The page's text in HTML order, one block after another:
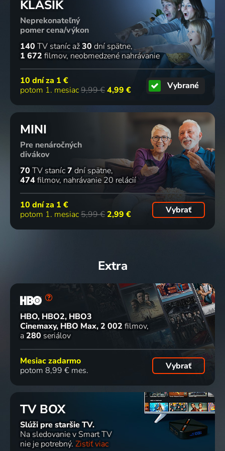
Láska bez
bariér
2009 | Poľsko
Austrálie
2009 | Rumunsko
Lovecký
zámeček
Lichtenwald
2009 | Historický
Kuks,
krajina
jako park
2009 | Cestovanie, Architektúra
Osadné
2009
Švýcarských
Alpách
2009 | Cestovanie, Príroda
7 dielov
Radosť zo
života
2008-2020 | Slávni ľudia
2 diely
Divadlo
žije
2009 | Divadlo
2 diely
Zemědělská
usedlost
Borovnice
2 diely
Pohádková
Dobříš
2 diely
Brněnské
městské
parky
Kolem
Pražského
hradu
2009 | Architektúra
Córdobě
2009 | Cestovanie, Príroda
Valdštejnův
manýrismus
2009 | Architektúra
Mloci a
lentilky
2009 | Príroda
město
květin
2009 | Príroda
na prodej
sen o
Afrike sa
(dokument
3 diely
dokument
2009 | Futbal
2 diely
KLASIK
Neprekonateľný
pomer cena/výkon
140 TV staníc až30 dní spätne
1 672 filmov neobmedzené nahrávanie
10 dní za 1 €
potom 1. mesiac9,99 €4,99 € Vybrané
MINI
Pre nenáročných
divákov
70 TV staníc7 dní spätne
474filmov nahrávanie 20 relácií
10 dní za 1 €
potom 1. mesiac5,99 € 2,99 € Vybrať
Extra
HBO, HBO2, HBO3
Cinemaxy, HBO Max 2 002 filmov
a 280 seriálov
Mesiac zadarmo
potom 8,99 € mes.
Vybrať
TV BOX
Slúži pre staršie TV.
Na sledovanie v Smart TV
nie je potrebný. Zistiť viac